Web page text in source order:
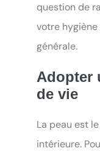
question de
votre
générale.
Adopter
de vie
La peau est
intérieure.